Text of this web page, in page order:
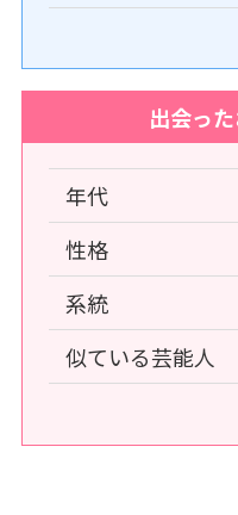
出会っ
年代
性格
系統
似ている芸能人